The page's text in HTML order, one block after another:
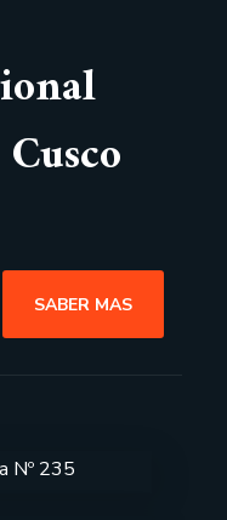
SABER MAS
Nº 235